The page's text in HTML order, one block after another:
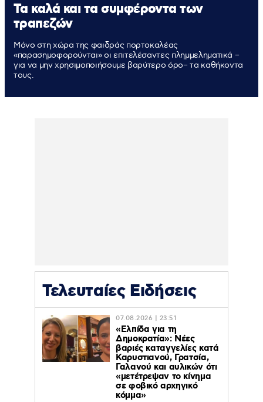
Τα καλά και τα συμφέροντα των
τραπεζών
Μόνο στη χώρα της φαιδράς πορτοκαλέας
«παρασημοφορούνται» οι επιτελέσαντες πλημμεληματικά –
για να μην χρησιμοποιήσουμε βαρύτερο όρο– τα καθήκοντα
τους.
Τελευταίες Ειδήσεις
07.08.2026 | 23:51
«Ελπίδα για τη
Δημοκρατία»: Νέες
βαριές καταγγελίες κατά
Καρυστιανού, Γρατσία,
Γαλανού και αυλικών ότι
«μετέτρεψαν το κίνημα
σε φοβικό αρχηγικό
κόμμα»